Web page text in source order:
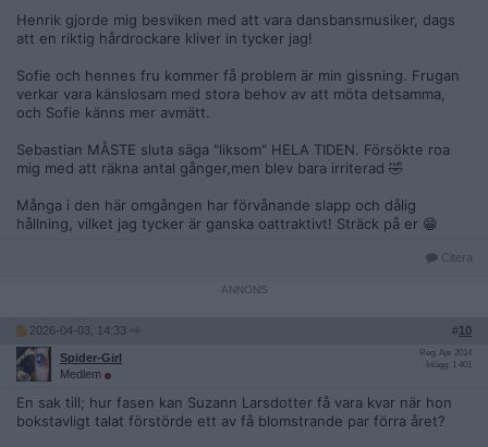
Henrik gjorde mig besviken med att vara dansbansmusiker, dags
att en riktig hårdrockare kliver in tycker jag!
Sofie och hennes fru kommer få problem är min gissning. Frugan
verkar vara känslosam med stora behov av att möta detsamma,
och Sofie känns mer avmätt.
Sebastian MÅSTE sluta säga "liksom" HELA TIDEN. Försökte roa
mig med att räkna antal gånger,men blev bara irriterad 🤣
Många i den här omgången har förvånande slapp och dålig
hållning, vilket jag tycker är ganska oattraktivt! Sträck på er 😁
Citera
2026-04-03, 14:33 #10
Spider-Girl
Medlem
Reg: Apr 2014
Inlägg: 1 401
En sak till; hur fasen kan Suzann Larsdotter få vara kvar när hon
bokstavligt talat förstörde ett av få blomstrande par förra året?